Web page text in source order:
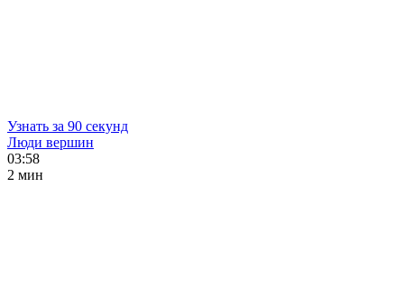
Узнать за 90 секунд
Люди вершин
03:58
2 мин